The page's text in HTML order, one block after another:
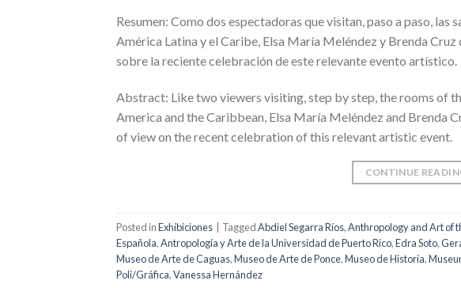
Resumen: Como dos espectadoras que visitan, paso a paso, las
América Latina y el Caribe, Elsa María Meléndez y Brenda
sobre la reciente celebración de este relevante evento artístico.
Abstract: Like two viewers visiting, step by step, the rooms of
America and the Caribbean, Elsa María Meléndez and Brenda
of view on the recent celebration of this relevant artistic event.
CONTINUE
Posted inExhibiciones | TaggedAbdiel Segarra Ríos,Anthropology and Art of
Española,Antropología y Arte de la Universidad de Puerto Rico,Edra Soto,
Museo de Arte de Caguas,Museo de Arte de Ponce,Museo de Historia,
Poli/Gráfica,Vanessa Hernández